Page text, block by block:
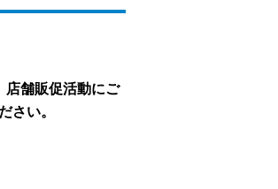
店舗販促活動にご
さい。